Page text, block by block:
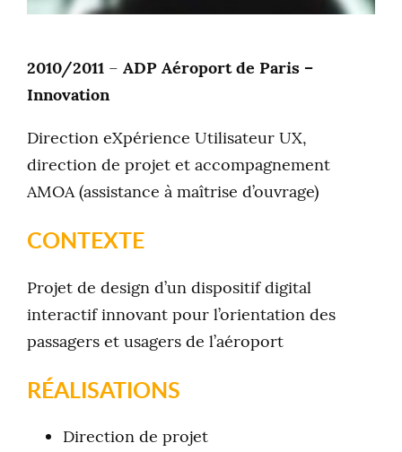
2010/2011 –ADP Aéroport de Paris –
Innovation
Direction eXpérience Utilisateur UX,
direction de projet et accompagnement
AMOA (assistance à maîtrise d’ouvrage)
CONTEXTE
Projet de design d’un dispositif digital
interactif innovant pour l’orientation des
passagers et usagers de l’aéroport
RÉALISATIONS
Direction de projet